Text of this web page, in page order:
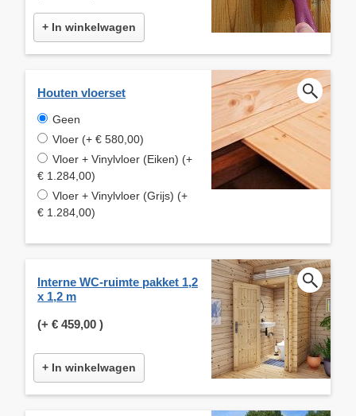
+ In winkelwagen
Houten vloerset
Geen
Vloer (+ € 580,00)
Vloer + Vinylvloer (Eiken) (+
€ 1.284,00)
Vloer + Vinylvloer (Grijs) (+
€ 1.284,00)
Interne WC-ruimte pakket 1,2
x 1,2 m
(+ € 459,00 )
+ In winkelwagen